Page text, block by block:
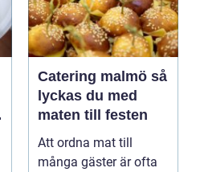
Catering malmö så
lyckas du med
maten till festen
Att ordna mat till
många gäster är ofta